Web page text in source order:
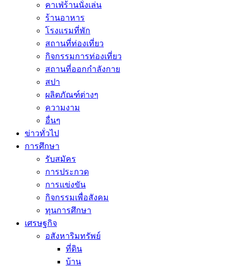
คาเฟ่ร้านนั่งเล่น
ร้านอาหาร
โรงแรมที่พัก
สถานที่ท่องเที่ยว
กิจกรรมการท่องเที่ยว
สถานที่ออกกำลังกาย
สปา
ผลิตภัณฑ์ต่างๆ
ความงาม
อื่นๆ
ข่าวทั่วไป
การศึกษา
รับสมัคร
การประกวด
การแข่งขัน
กิจกรรมเพื่อสังคม
ทุนการศึกษา
เศรษฐกิจ
อสังหาริมทรัพย์
ที่ดิน
บ้าน